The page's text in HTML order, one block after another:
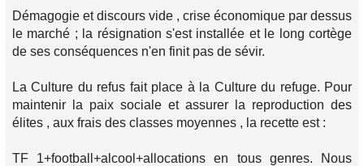
Démagogie et discours vide , crise économique par dessus
le marché ; la résignation s'est installée et le long cortège
de ses conséquences n'en finit pas de sévir.
La Culture du refus fait place à la Culture du refuge. Pour
maintenir la paix sociale et assurer la reproduction des
élites , aux frais des classes moyennes , la recette est :
TF 1+football+alcool+allocations en tous genres. Nous